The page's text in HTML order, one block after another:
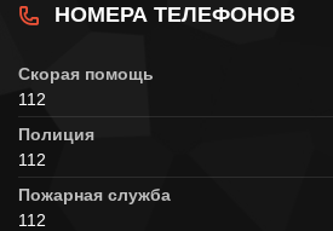
НОМЕРА ТЕЛЕФОНОВ
Скорая помощь
112
Полиция
112
Пожарная служба
112